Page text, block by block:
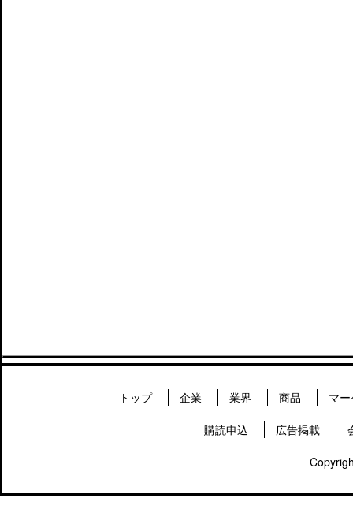
トップ 企業 業界 商品 マ
購読申込 広告掲載